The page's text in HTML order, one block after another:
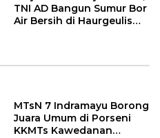
TNI AD Bangun Sumur Bor
Air Bersih di Haurgeulis
MTsN 7 Indramayu Borong
Juara Umum di Porseni
KKMTs Kawedanan